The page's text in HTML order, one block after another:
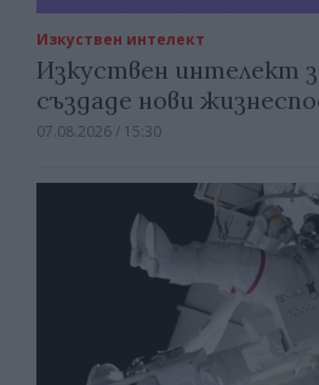
Изкуствен интелект
Изкуствен интелект
създаде нови
07.08.2026 / 15:30